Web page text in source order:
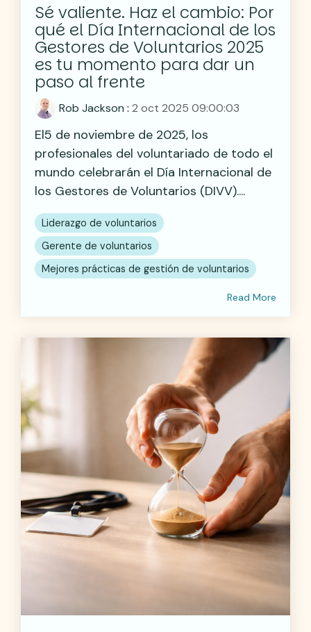
Sé valiente. Haz el cambio: Por
qué el Día Internacional de los
Gestores de Voluntarios 2025
es tu momento para dar un
paso al frente
Rob Jackson : 2 oct 2025 09:00:03
El5 de noviembre de 2025, los
profesionales del voluntariado de todo el
mundo celebrarán el Día Internacional de
los Gestores de Voluntarios (DIVV)....
Liderazgo de voluntarios
Gerente de voluntarios
Mejores prácticas de gestión de voluntarios
Read More